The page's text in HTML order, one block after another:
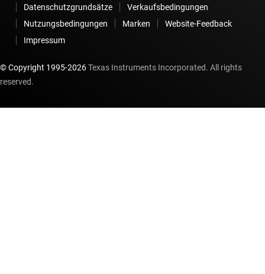
Datenschutzgrundsätze
Verkaufsbedingungen
Nutzungsbedingungen
Marken
Website-Feedback
Impressum
© Copyright 1995-2026Texas Instruments Incorporated. All rights
reserved.